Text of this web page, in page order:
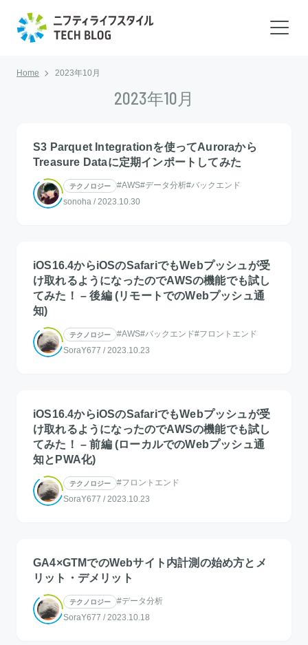
Home 2023年10月
2023年10月
S3 Parquet Integrationを使ってAuroraから
Treasure Dataに定期インポートしてみた
テクノロジー #AWS#データ分析#バックエンド
sonoha / 2023.10.30
iOS16.4からiOSのSafariでもWebプッシュが受
け取れるようになったのでAWSの機能でも試し
てみた！ – 後編 (リモートでのWebプッシュ通
知)
テクノロジー #AWS#バックエンド#フロントエンド
SoraY677 / 2023.10.23
iOS16.4からiOSのSafariでもWebプッシュが受
け取れるようになったのでAWSの機能でも試し
てみた！ – 前編 (ローカルでのWebプッシュ通
知とPWA化)
テクノロジー
#フロントエンド
SoraY677 / 2023.10.23
GA4×GTMでのWebサイト内計測の始め方とメ
リット・デメリット
テクノロジー
#データ分析
SoraY677 / 2023.10.18